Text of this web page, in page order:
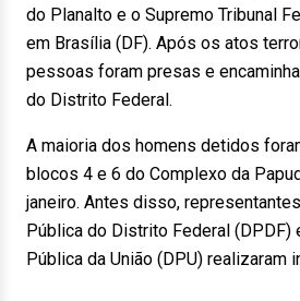
do Planalto e o Supremo Tribunal
em Brasília (DF). Após os atos
pessoas foram presas e
do Distrito Federal.
A maioria dos homens detidos
blocos 4 e 6 do Complexo da
janeiro. Antes disso,
Pública do Distrito Federal (DPDF)
Pública da União (DPU) realizaram